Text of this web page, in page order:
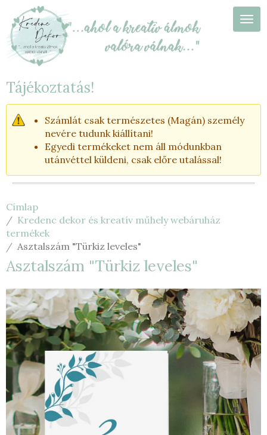
tartalomra
Tájékoztatás!
Számlát csak természetes (Magán) személy
nevére tudunk kiállítani!
Egyedi termékeket nem áll módunkban
utánvéttel küldeni, csak előre utalással!
Címlap
Kredenc dekor és kreatív műhely webáruház
termékek
Asztalszám "Türkiz leveles"
Asztalszám "Türkiz leveles"